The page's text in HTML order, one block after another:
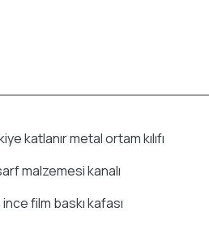
katlanır metal ortam kılıfı
malzemesi kanalı
film baskı kafası